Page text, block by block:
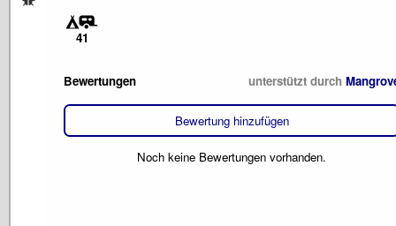
41
Bewertungen unterstützt durch
Bewertung hinzufügen
Noch keine Bewertungen vorhanden.